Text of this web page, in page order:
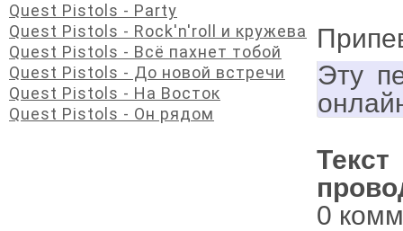
Эту
0
Quest Pistols - Party
Quest Pistols - Rock'n'roll и кружева
Quest Pistols - Всё пахнет тобой
Quest Pistols - До новой встречи
Quest Pistols - На Восток
Quest Pistols - Он рядом